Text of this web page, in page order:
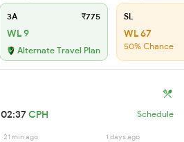
3A ₹775
WL 9
Alternate Travel Plan
SL
WL 67
50% Chance
02:37CPH Schedule
21 min ago 1 days ago